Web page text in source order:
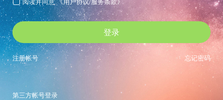
登录
忘记密码
注册帐号
第三方帐号登录